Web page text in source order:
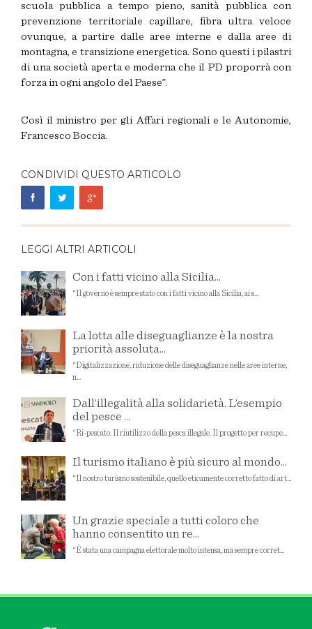
scuola pubblica a tempo pieno, sanità pubblica con
prevenzione territoriale capillare, fibra ultra veloce
ovunque, a partire dalle aree interne e dalla aree di
montagna, e transizione energetica. Sono questi i pilastri
di una società aperta e moderna che il PD proporrà con
forza in ogni angolo del Paese”.
Così il ministro per gli Affari regionali e le Autonomie,
Francesco Boccia.
CONDIVIDI QUESTO ARTICOLO
LEGGI ALTRI ARTICOLI
Con i fatti vicino alla Sicilia...
“Il governo è sempre stato con i fatti vicino alla Sicilia, ai s...
La lotta alle diseguaglianze è la nostra
priorità assoluta...
“Digitalizzazione, riduzione delle diseguaglianze nelle aree interne,
n...
Dall’illegalità alla solidarietà. L’esempio
del pesce ...
“Ri-pescato. Il riutilizzo della pesca illegale. Il progetto per recupe...
Il turismo italiano è più sicuro al mondo...
“Il nostro turismo sostenibile, quello eticamente corretto fatto di art...
Un grazie speciale a tutti coloro che
hanno consentito un re...
“È stata una campagna elettorale molto intensa, ma sempre corret...